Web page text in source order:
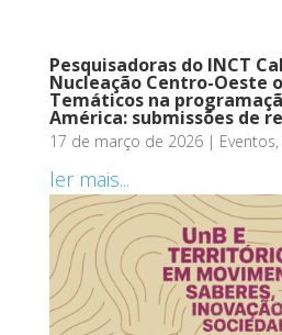
Pesquisadoras do INCT
Nucleação Centro-Oeste
Temáticos na
América: submissões de
17 de março de 2026| Eventos,
ler mais...